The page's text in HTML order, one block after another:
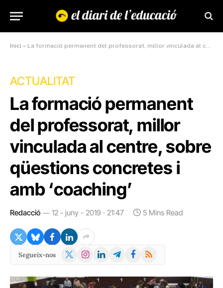
Inici » La formació permanent del professorat, millor vinculada al centre, sobre qüestions concretes i amb ‘coaching’
ACTUALITAT
La formació permanent
del professorat, millor
vinculada al centre, sobre
qüestions concretes i
amb ‘coaching’
Redacció 12 - juny - 2019 · 21:47 5 Mins Read
Segueix-nos
X
Instagram
LinkedInTelegramFacebook
RSS